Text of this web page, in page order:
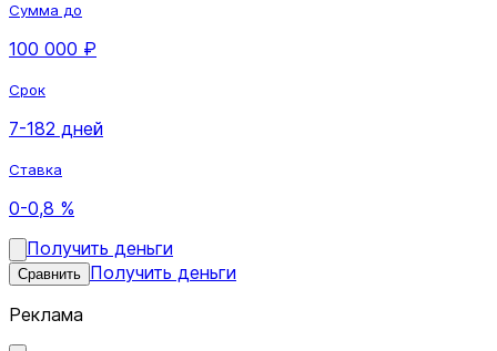
Сумма до
100 000 ₽
Срок
7-182 дней
Ставка
0-0,8 %
Получить деньги
Сравнить Получить деньги
Реклама